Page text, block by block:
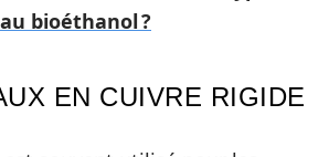
bioéthanol ?
EN CUIVRE RIGIDE